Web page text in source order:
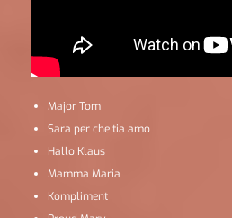
Major Tom
Sara per che tia amo
Hallo Klaus
Mamma Maria
Kompliment